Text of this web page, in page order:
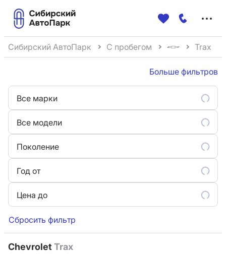
Сибирский АвтоПарк С пробегом Trax
Больше фильтров
Все марки
Все модели
Поколение
Год от
Цена до
Сбросить фильтр
Chevrolet Trax